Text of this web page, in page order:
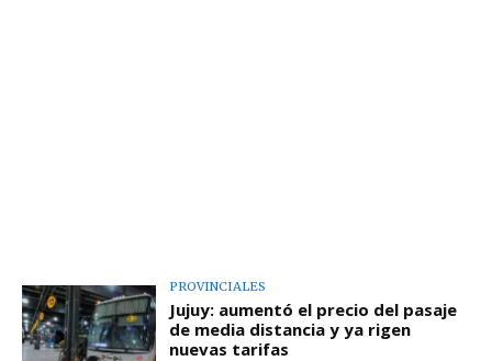
PROVINCIALES
Jujuy: aumentó el precio del pasaje
de media distancia y ya rigen
nuevas tarifas